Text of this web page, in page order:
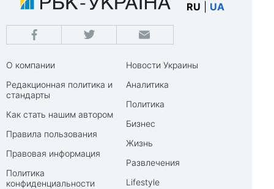
RU UA
О компании
Редакционная политика и
стандарты
Как стать нашим автором
Правила пользования
Правовая информация
Политика
конфиденциальности
Новости Украины
Аналитика
Политика
Бизнес
Жизнь
Развлечения
Lifestyle